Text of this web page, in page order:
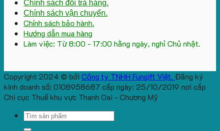
Chính sách đổi trả hàng.
Chính sách vận chuyển.
Chính sách bảo hành.
Hướng dẫn mua hàng
Làm việc: Từ 8:00 - 17:00 hằng ngày, nghỉ Chủ nhật.
Copyright 2024 © bởi Công ty TNHH Fungift Việt. Đăng ký
kinh doanh số: 0108958687 cấp ngày: 25/10/2019 nơi cấp
Chi cục Thuế khu vực Thanh Oai - Chương Mỹ
Search